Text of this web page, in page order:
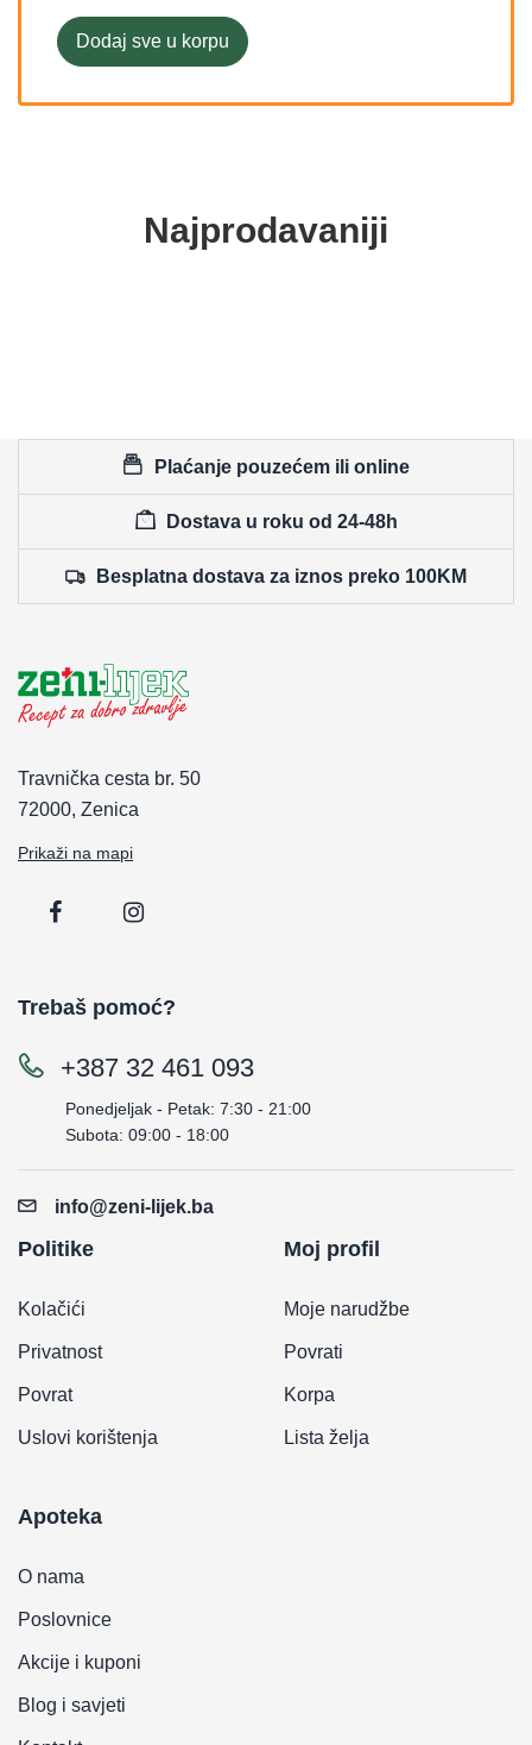
Dodaj sve u korpu
Najprodavaniji
Plaćanje pouzećem ili online
Dostava u roku od 24-48h
Besplatna dostava za iznos preko 100KM
Travnička cesta br. 50
72000, Zenica
Prikaži na mapi
Trebaš pomoć?
+387 32 461 093
Ponedjeljak - Petak: 7:30 - 21:00
Subota: 09:00 - 18:00
info@zeni-lijek.ba
Politike
Kolačići
Privatnost
Povrat
Uslovi korištenja
Moj profil
Moje narudžbe
Povrati
Korpa
Lista želja
Apoteka
O nama
Poslovnice
Akcije i kuponi
Blog i savjeti